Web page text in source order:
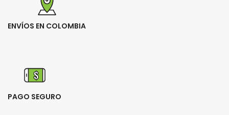
ENVÍOS EN COLOMBIA
PAGO SEGURO